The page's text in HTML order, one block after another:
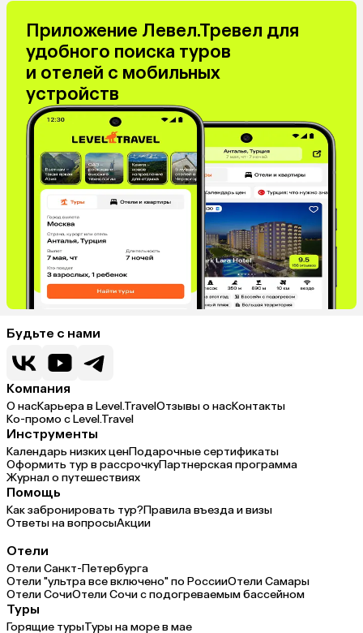
Приложение Левел.Тревел для
удобного поиска туров
и отелей с мобильных
устройств
Будьте с нами
Компания
О насКарьера в Level.TravelОтзывы о насКонтакты
Ко-промо с Level.Travel
Инструменты
Календарь низких ценПодарочные сертификаты
Оформить тур в рассрочкуПартнерская программа
Журнал о путешествиях
Помощь
Как забронировать тур?Правила въезда и визы
Ответы на вопросыАкции
Отели
Отели Санкт-Петербурга
Отели "ультра все включено" по РоссииОтели Самары
Отели СочиОтели Сочи с подогреваемым бассейном
Туры
Горящие турыТуры на море в мае